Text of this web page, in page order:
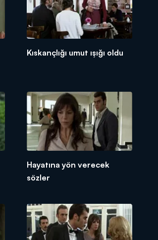
Kıskançlığı umut ışığı oldu
Hayatına yön verecek
sözler